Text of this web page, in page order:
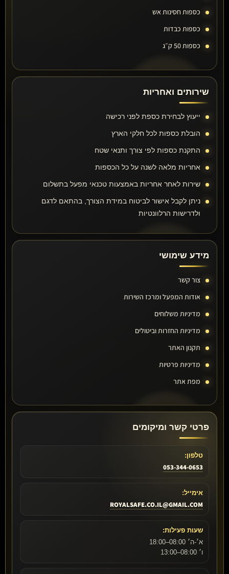
כספות חסינות אש
כספות כבדות
כספות 50 ק״ג
שירותים ואחריות
ייעוץ לבחירת כספת לפני רכישה
הובלת כספות לכל חלקי הארץ
התקנת כספות לפי צורך ותנאי שטח
אחריות מלאה לשנה על כל הכספות
שירות לאחר אחריות באמצעות טכנאי מפעל בתשלום
ניתן לקבל אישור לביטוח במידת הצורך, בהתאם לדגם
ולדרישות הרלוונטיות
מידע שימושי
צור קשר
אודות המפעל ומרכז השירות
מדיניות משלוחים
מדיניות החזרות וביטולים
תקנון האתר
מדיניות פרטיות
מפת אתר
פרטי קשר ומיקומים
טלפון:
053-344-0653
אימייל:
ROYALSAFE.CO.IL@GMAIL.COM
שעות פעילות:
א׳-ה׳ 08:00–18:00
ו׳ 08:00–13:00